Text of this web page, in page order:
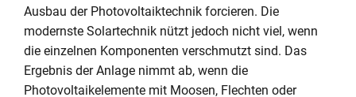
Ausbau der Photovoltaiktechnik forcieren. Die
modernste Solartechnik nützt jedoch nicht viel, wenn
die einzelnen Komponenten verschmutzt sind. Das
Ergebnis der Anlage nimmt ab, wenn die
Photovoltaikelemente mit Moosen, Flechten oder